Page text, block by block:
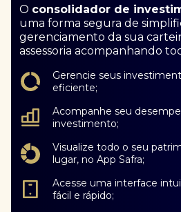
O consolidador de
uma forma segura de
gerenciamento da sua
assessoria acompanhando
Gerencie seus
eficiente;
Acompanhe seu
investimento;
Visualize todo o seu
lugar, no App Safra;
Acesse uma interface
fácil e rápido;